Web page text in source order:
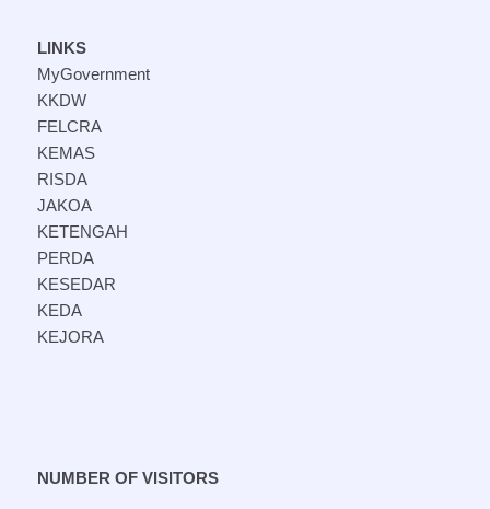
LINKS
MyGovernment
KKDW
FELCRA
KEMAS
RISDA
JAKOA
KETENGAH
PERDA
KESEDAR
KEDA
KEJORA
NUMBER OF VISITORS